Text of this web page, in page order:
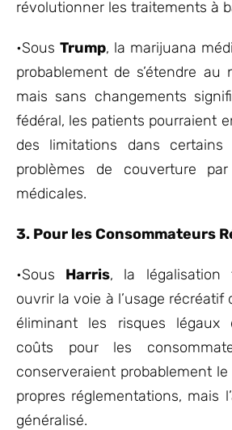
révolutionner les traitements à
•Sous Trump, la marijuana
probablement de s’étendre au
mais sans changements
fédéral, les patients pourraient
des limitations dans
problèmes de couverture
médicales.
3. Pour les Consommateurs
•Sous Harris, la légalisation
ouvrir la voie à l’usage récréatif
éliminant les risques légaux
coûts pour les
conserveraient probablement
propres réglementations, mais
généralisé.